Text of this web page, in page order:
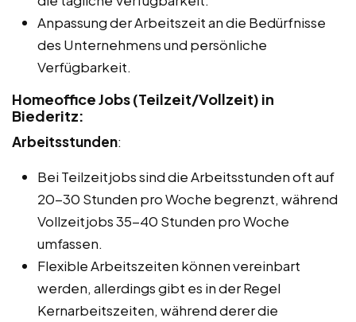
Anpassung der Arbeitszeit an die Bedürfnisse
des Unternehmens und persönliche
Verfügbarkeit.
Homeoffice Jobs (Teilzeit/Vollzeit) in
Biederitz:
Arbeitsstunden:
Bei Teilzeitjobs sind die Arbeitsstunden oft auf
20-30 Stunden pro Woche begrenzt, während
Vollzeitjobs 35-40 Stunden pro Woche
umfassen.
Flexible Arbeitszeiten können vereinbart
werden, allerdings gibt es in der Regel
Kernarbeitszeiten, während derer die